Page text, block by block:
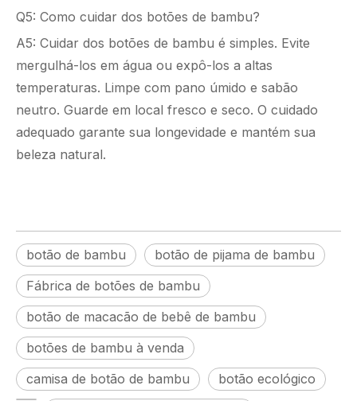
Q5: Como cuidar dos botões de bambu?
A5: Cuidar dos botões de bambu é simples. Evite
mergulhá-los em água ou expô-los a altas
temperaturas. Limpe com pano úmido e sabão
neutro. Guarde em local fresco e seco. O cuidado
adequado garante sua longevidade e mantém sua
beleza natural.
botão de bambu
botão de pijama de bambu
Fábrica de botões de bambu
botão de macacão de bebê de bambu
botões de bambu à venda
camisa de botão de bambu
botão ecológico